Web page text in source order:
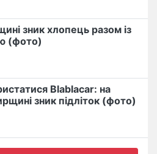
зник хлопець разом із
(фото)
Blablacar: на
зник підліток (фото)